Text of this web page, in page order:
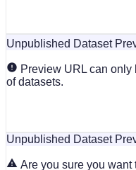
Unpublished Dataset
Preview URL can
of datasets.
Unpublished Dataset
Are you sure you